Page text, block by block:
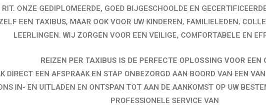
ONZE GEDIPLOMEERDE, GOED BIJGESCHOOLDE EN
EEN TAXIBUS, MAAR OOK VOOR UW KINDEREN, FAMILIELEDEN,
LEERLINGEN. WIJ ZORGEN VOOR EEN VEILIGE, COMFORTABELE EN
REIZEN PER TAXIBUS IS DE PERFECTE OPLOSSING VOOR EEN
DIRECT EEN AFSPRAAK EN STAP ONBEZORGD AAN BOORD VAN EEN
IN- EN UITLADEN EN ONTSPAN TOT AAN DE AANKOMST OP UW
PROFESSIONELE SERVICE VAN